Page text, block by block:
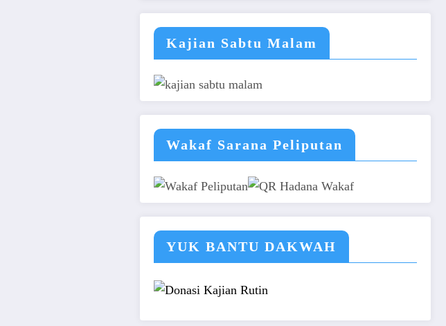
Kajian Sabtu Malam
Wakaf Sarana Peliputan
YUK BANTU DAKWAH